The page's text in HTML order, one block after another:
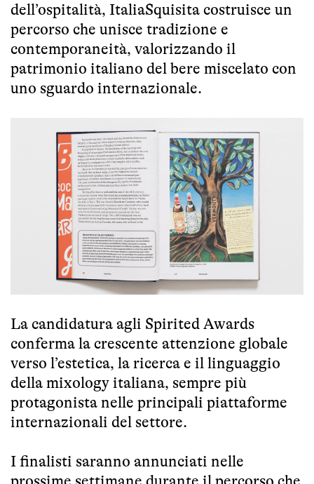
dell’ospitalità, ItaliaSquisita costruisce un
percorso che unisce tradizione e
contemporaneità, valorizzando il
patrimonio italiano del bere miscelato con
uno sguardo internazionale.
La candidatura agli Spirited Awards
conferma la crescente attenzione globale
verso l’estetica, la ricerca e il linguaggio
della mixology italiana, sempre più
protagonista nelle principali piattaforme
internazionali del settore.
I finalisti saranno annunciati nelle